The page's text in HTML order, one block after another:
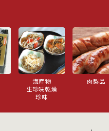
海産物
生珍味乾燥
珍味
肉製品